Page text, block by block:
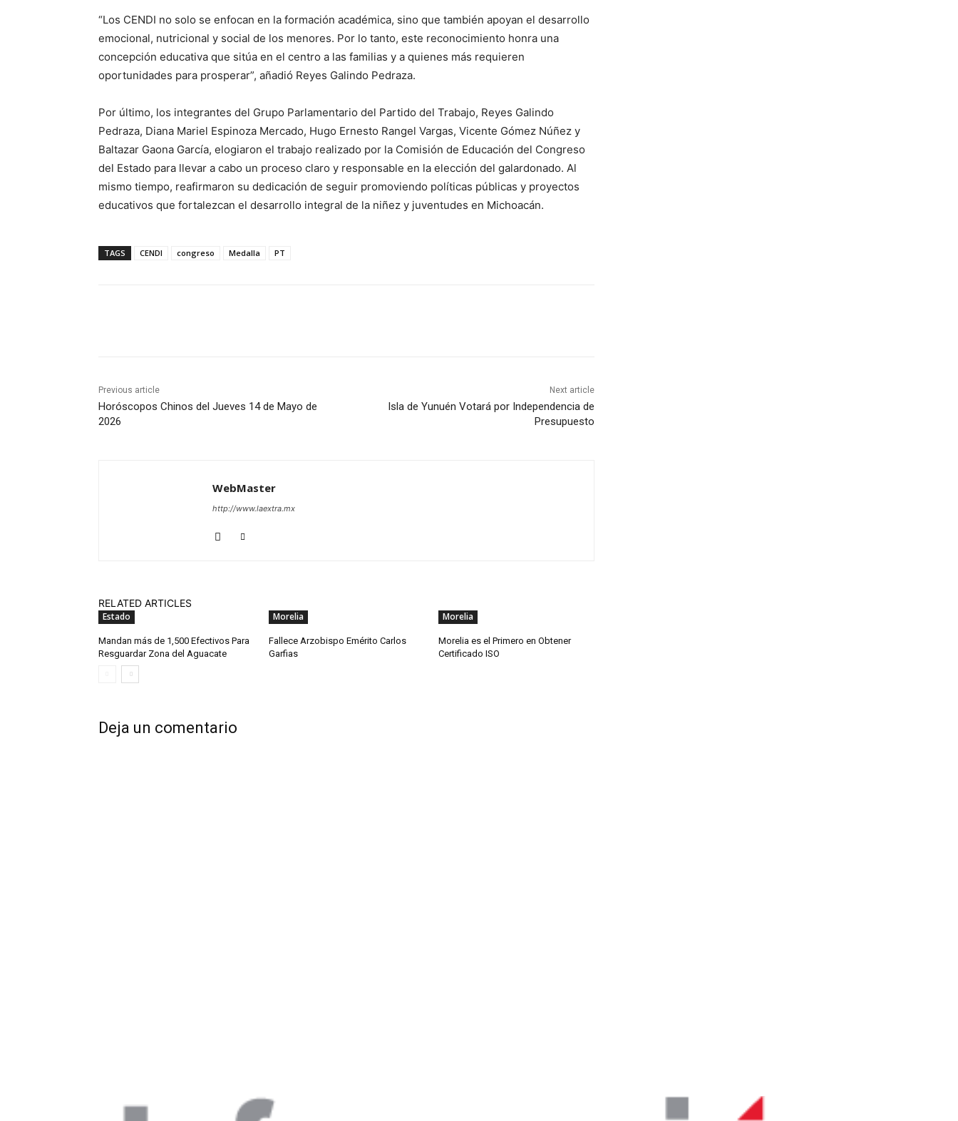
“Los CENDI no solo se enfocan en la formación académica, sino que también apoyan el desarrollo
emocional, nutricional y social de los menores. Por lo tanto, este reconocimiento honra una
concepción educativa que sitúa en el centro a las familias y a quienes más requieren
oportunidades para prosperar”, añadió Reyes Galindo Pedraza.
Por último, los integrantes del Grupo Parlamentario del Partido del Trabajo, Reyes Galindo
Pedraza, Diana Mariel Espinoza Mercado, Hugo Ernesto Rangel Vargas, Vicente Gómez Núñez y
Baltazar Gaona García, elogiaron el trabajo realizado por la Comisión de Educación del Congreso
del Estado para llevar a cabo un proceso claro y responsable en la elección del galardonado. Al
mismo tiempo, reafirmaron su dedicación de seguir promoviendo políticas públicas y proyectos
educativos que fortalezcan el desarrollo integral de la niñez y juventudes en Michoacán.
TAGS CENDI congreso Medalla PT
Previous article
Horóscopos Chinos del Jueves 14 de Mayo de
2026
Next article
Isla de Yunuén Votará por Independencia de
Presupuesto
WebMaster
http://www.laextra.mx
RELATED ARTICLES
Estado
Mandan más de 1,500 Efectivos Para
Resguardar Zona del Aguacate
Morelia
Fallece Arzobispo Emérito Carlos
Garfias
Morelia
Morelia es el Primero en Obtener
Certificado ISO
Deja un comentario